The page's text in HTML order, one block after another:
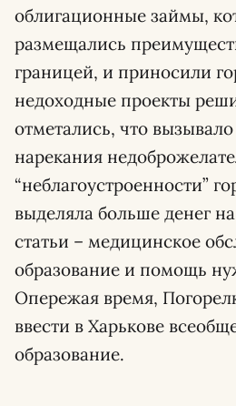
облигационные займы,
размещались
границей, и приносили
недоходные проекты
отметались, что
нарекания
“неблагоустроенности”
выделяла больше денег
статьи – медицинское
образование и помощь
Опережая время,
ввести в Харькове
образование.